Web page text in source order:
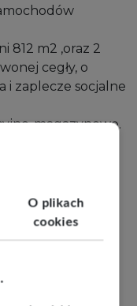
O plikach
cookies
812 m2 ,oraz 2
cegły, o
i zaplecze socjalne
magazynowe.
każdy budynek
produkcją,
placu.